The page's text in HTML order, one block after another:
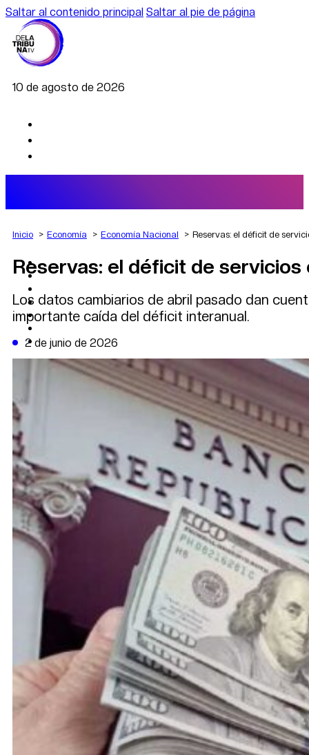
Saltar al contenido principal Saltar al pie de página
10 de agosto de 2026
AGRO
DEPORTES
POLÍTICA
CAMBIO CLIMÁTICO
DE LA TRIBUNA TV
Inicio Economía Economía Nacional Reservas: el déficit de
Reservas: el déficit de servicios
Los datos cambiarios de abril pasado dan
importante caída del déficit interanual.
2 de junio de 2026